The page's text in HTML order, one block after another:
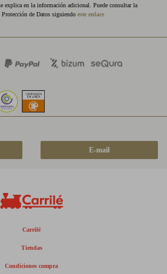
explica en la información adicional. Puede consultar la
de Datos siguiendo este enlace
E-mail
Carrilé
Tiendas
Condiciones compra